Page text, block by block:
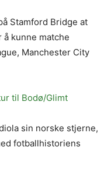
Stamford Bridge at
kunne matche
Manchester City
til Bodø/Glimt
sin norske stjerne,
fotballhistoriens